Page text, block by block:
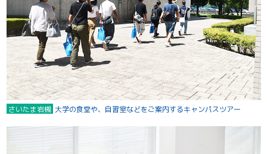
さいたま岩槻 大学の食堂や、自習室などをご案内するキャンパスツアー